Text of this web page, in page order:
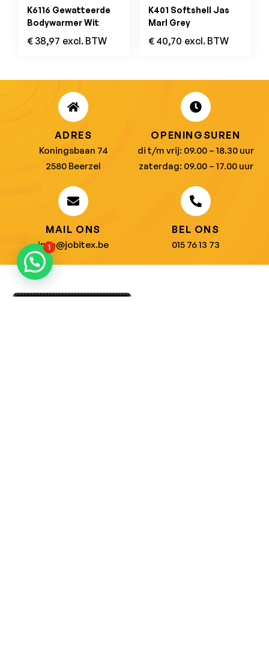
K6116 Gewatteerde
Bodywarmer Wit
€ 38,97 excl. BTW
K401 Softshell Jas
Marl Grey
€ 40,70 excl. BTW
ADRES
Koningsbaan 74
2580 Beerzel
OPENINGSUREN
di t/m vrij: 09.00 – 18.30 uur
zaterdag: 09.00 – 17.00 uur
MAIL ONS
info@jobitex.be
BEL ONS
015 76 13 73
1